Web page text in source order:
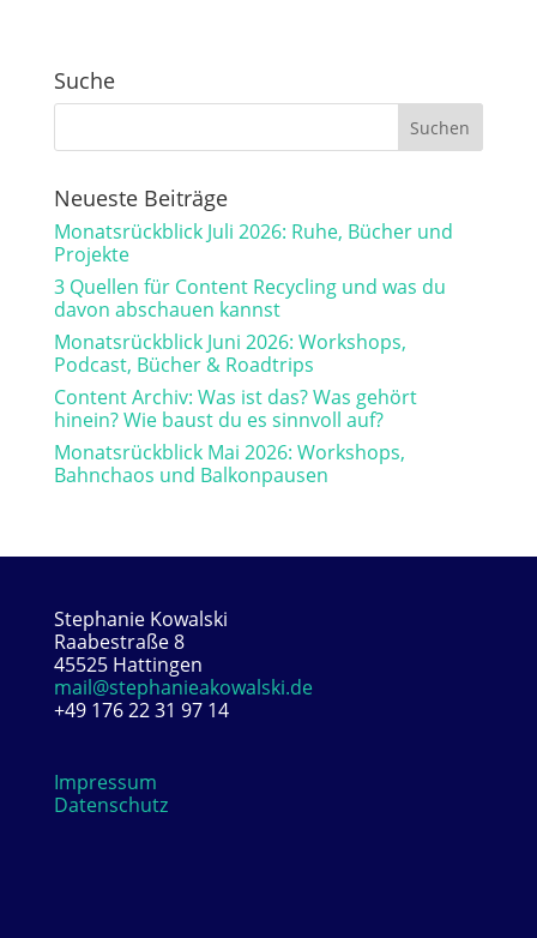
Suche
Neueste Beiträge
Monatsrückblick Juli 2026: Ruhe, Bücher und
Projekte
3 Quellen für Content Recycling und was du
davon abschauen kannst
Monatsrückblick Juni 2026: Workshops,
Podcast, Bücher & Roadtrips
Content Archiv: Was ist das? Was gehört
hinein? Wie baust du es sinnvoll auf?
Monatsrückblick Mai 2026: Workshops,
Bahnchaos und Balkonpausen
Stephanie Kowalski
Raabestraße 8
45525 Hattingen
mail@stephanieakowalski.de
+49 176 22 31 97 14
Impressum
Datenschutz